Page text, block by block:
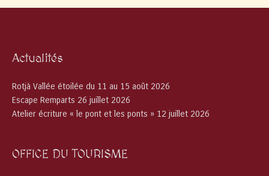
Actualités
Rotjà Vallée étoilée du 11 au 15 août 2026
Escape Remparts 26 juillet 2026
Atelier écriture « le pont et les ponts » 12 juillet 2026
OFFICE DU TOURISME